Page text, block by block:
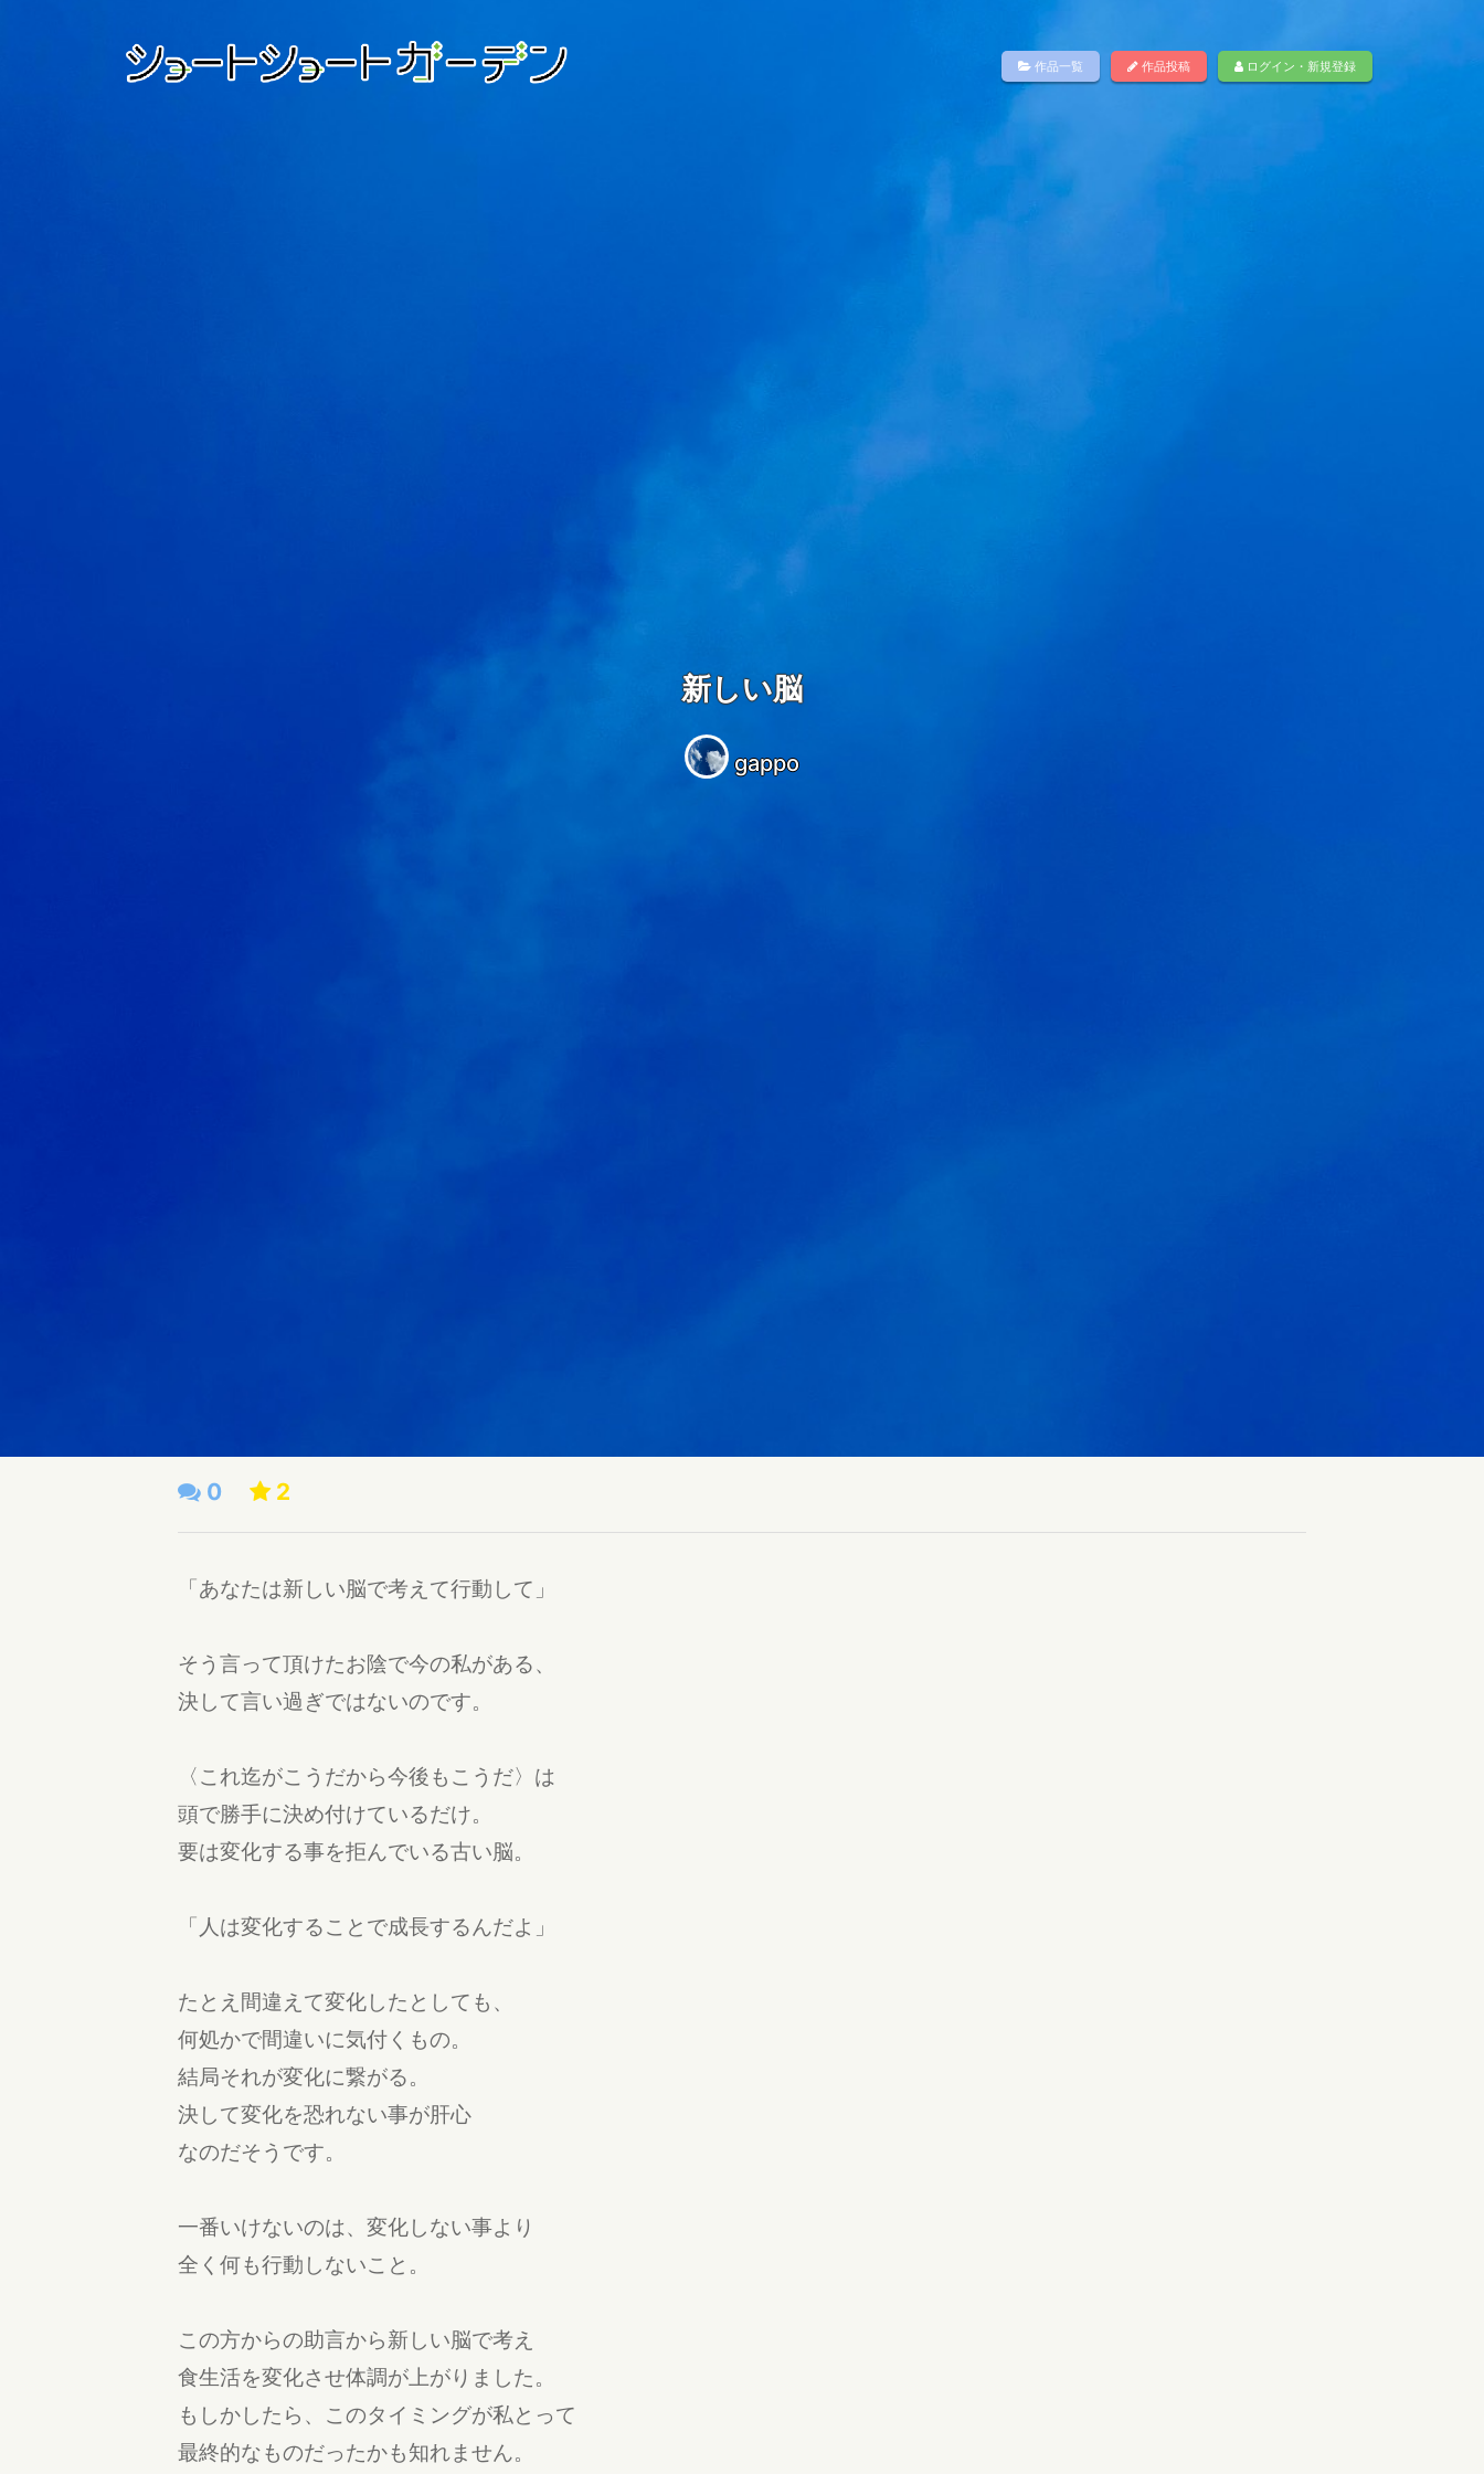
作品一覧 作品投稿 ログイン・新規登録
新しい脳
gappo
0 2
「あなたは新しい脳で考えて行動して」
そう言って頂けたお陰で今の私がある、
決して言い過ぎではないのです。
〈これ迄がこうだから今後もこうだ〉は
頭で勝手に決め付けているだけ。
要は変化する事を拒んでいる古い脳。
「人は変化することで成長するんだよ」
たとえ間違えて変化したとしても、
何処かで間違いに気付くもの。
結局それが変化に繋がる。
決して変化を恐れない事が肝心
なのだそうです。
一番いけないのは、変化しない事より
全く何も行動しないこと。
この方からの助言から新しい脳で考え
食生活を変化させ体調が上がりました。
もしかしたら、このタイミングが私とって
最終的なものだったかも知れません。